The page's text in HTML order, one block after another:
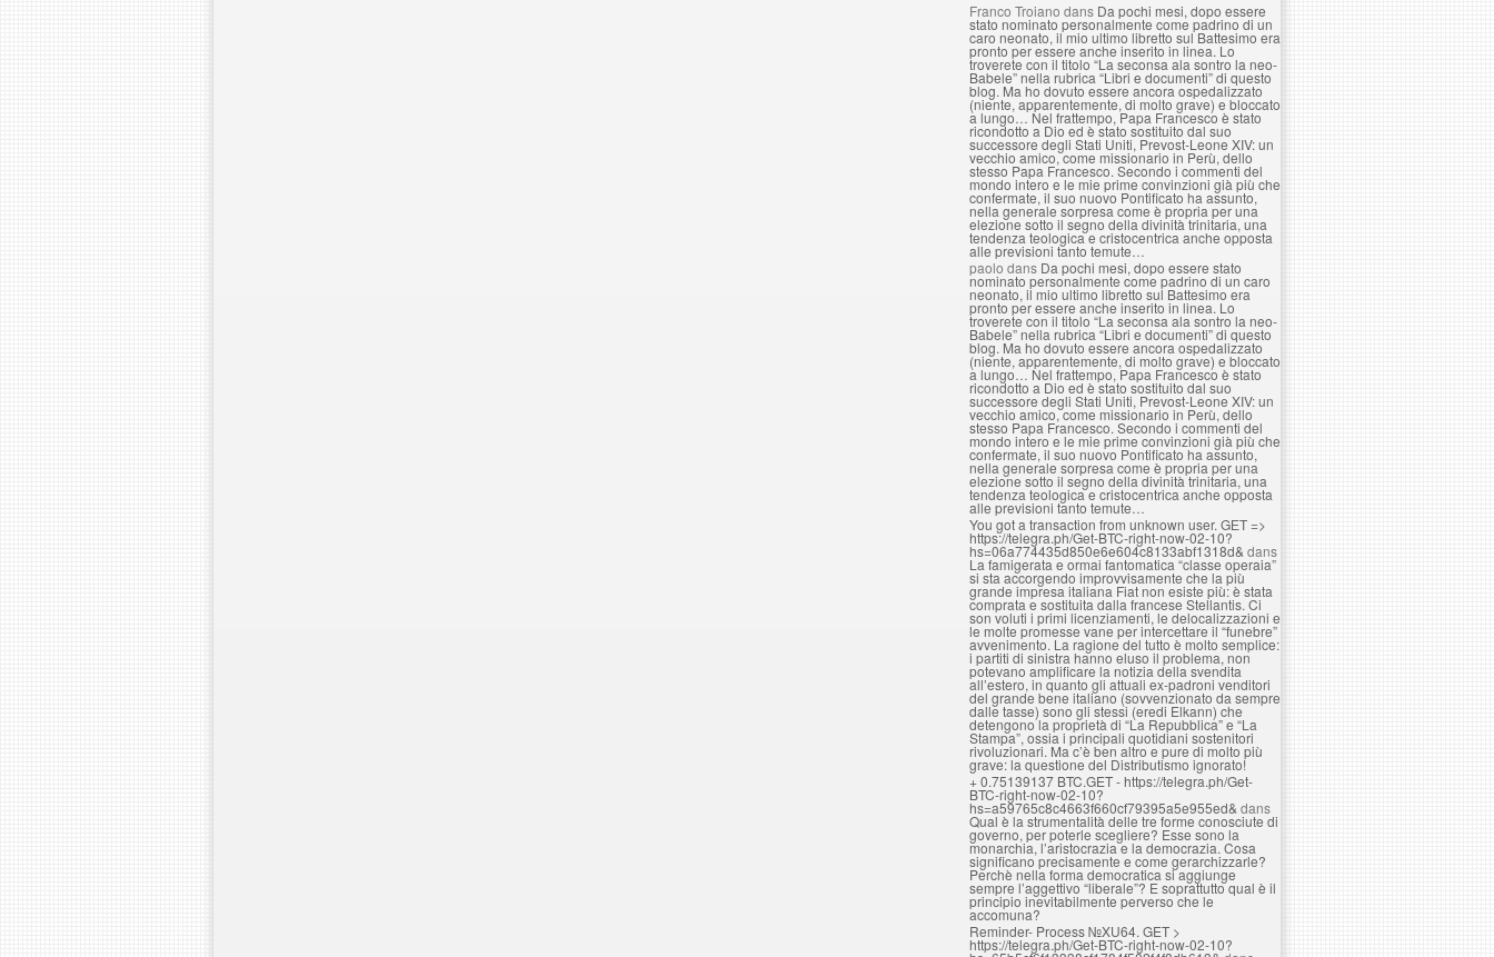
Franco Troiano dans Da pochi mesi, dopo essere
stato nominato personalmente come padrino di un
caro neonato, il mio ultimo libretto sul Battesimo era
pronto per essere anche inserito in linea. Lo
troverete con il titolo “La seconsa ala sontro la neo-
Babele” nella rubrica “Libri e documenti” di questo
blog. Ma ho dovuto essere ancora ospedalizzato
(niente, apparentemente, di molto grave) e bloccato
a lungo… Nel frattempo, Papa Francesco è stato
ricondotto a Dio ed è stato sostituito dal suo
successore degli Stati Uniti, Prevost-Leone XIV: un
vecchio amico, come missionario in Perù, dello
stesso Papa Francesco. Secondo i commenti del
mondo intero e le mie prime convinzioni già più che
confermate, il suo nuovo Pontificato ha assunto,
nella generale sorpresa come è propria per una
elezione sotto il segno della divinità trinitaria, una
tendenza teologica e cristocentrica anche opposta
alle previsioni tanto temute…
paolo dans Da pochi mesi, dopo essere stato
nominato personalmente come padrino di un caro
neonato, il mio ultimo libretto sul Battesimo era
pronto per essere anche inserito in linea. Lo
troverete con il titolo “La seconsa ala sontro la neo-
Babele” nella rubrica “Libri e documenti” di questo
blog. Ma ho dovuto essere ancora ospedalizzato
(niente, apparentemente, di molto grave) e bloccato
a lungo… Nel frattempo, Papa Francesco è stato
ricondotto a Dio ed è stato sostituito dal suo
successore degli Stati Uniti, Prevost-Leone XIV: un
vecchio amico, come missionario in Perù, dello
stesso Papa Francesco. Secondo i commenti del
mondo intero e le mie prime convinzioni già più che
confermate, il suo nuovo Pontificato ha assunto,
nella generale sorpresa come è propria per una
elezione sotto il segno della divinità trinitaria, una
tendenza teologica e cristocentrica anche opposta
alle previsioni tanto temute…
You got a transaction from unknown user. GЕТ =>
https://telegra.ph/Get-BTC-right-now-02-10?
hs=06a774435d850e6e604c8133abf1318d& dans
La famigerata e ormai fantomatica “classe operaia”
si sta accorgendo improvvisamente che la più
grande impresa italiana Fiat non esiste più: è stata
comprata e sostituita dalla francese Stellantis. Ci
son voluti i primi licenziamenti, le delocalizzazioni e
le molte promesse vane per intercettare il “funebre”
avvenimento. La ragione del tutto è molto semplice:
i partiti di sinistra hanno eluso il problema, non
potevano amplificare la notizia della svendita
all’estero, in quanto gli attuali ex-padroni venditori
del grande bene italiano (sovvenzionato da sempre
dalle tasse) sono gli stessi (eredi Elkann) che
detengono la proprietà di “La Repubblica” e “La
Stampa”, ossia i principali quotidiani sostenitori
rivoluzionari. Ma c’è ben altro e pure di molto più
grave: la questione del Distributismo ignorato!
+ 0.75139137 BTC.GET - https://telegra.ph/Get-
BTC-right-now-02-10?
hs=a59765c8c4663f660cf79395a5e955ed& dans
Qual è la strumentalità delle tre forme conosciute di
governo, per poterle scegliere? Esse sono la
monarchia, l’aristocrazia e la democrazia. Cosa
significano precisamente e come gerarchizzarle?
Perchè nella forma democratica si aggiunge
sempre l’aggettivo “liberale”? E soprattutto qual è il
principio inevitabilmente perverso che le
accomuna?
Reminder- Process №XU64. GET >
https://telegra.ph/Get-BTC-right-now-02-10?